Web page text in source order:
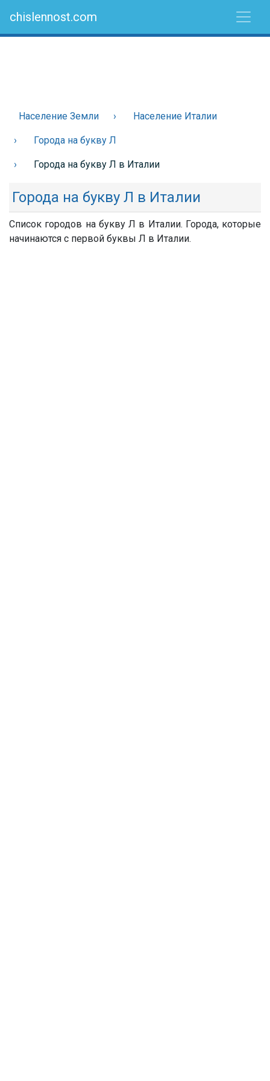
chislennost.com
Население Земли Население Италии
Города на букву Л
Города на букву Л в Италии
Города на букву Л в Италии
Список городов на букву Л в Италии. Города, которые
начинаются с первой буквы Л в Италии.